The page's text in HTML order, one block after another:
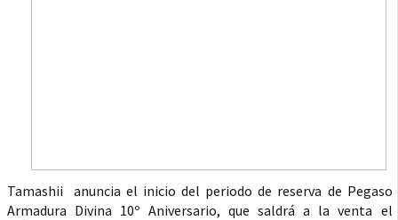
Tamashii anuncia el inicio del periodo de reserva de Pegaso
Armadura Divina 10º Aniversario, que saldrá a la venta el